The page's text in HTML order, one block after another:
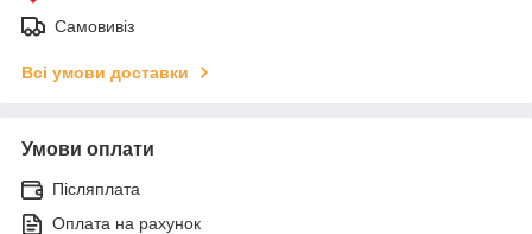
Самовивіз
Всі умови доставки
Умови оплати
Післяплата
Оплата на рахунок